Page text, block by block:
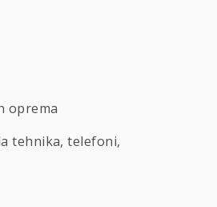
oprema
tehnika, telefoni,